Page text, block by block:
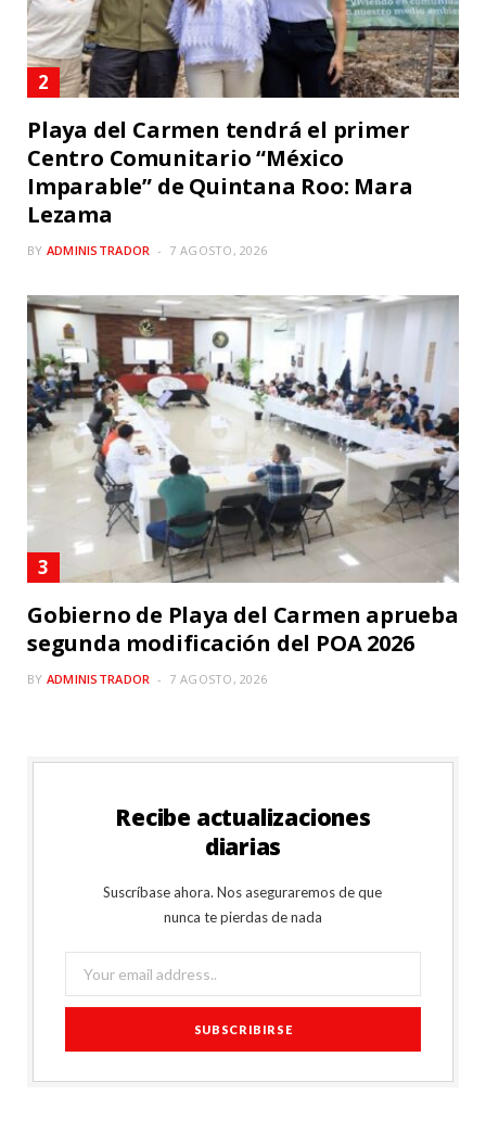
Playa del Carmen tendrá el primer
Centro Comunitario “México
Imparable” de Quintana Roo: Mara
Lezama
BY ADMINISTRADOR 7 AGOSTO, 2026
Gobierno de Playa del Carmen aprueba
segunda modificación del POA 2026
BY ADMINISTRADOR 7 AGOSTO, 2026
Recibe actualizaciones
diarias
Suscríbase ahora. Nos aseguraremos de que
nunca te pierdas de nada